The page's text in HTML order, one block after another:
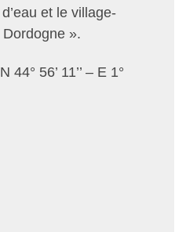
et le village-
».
56’ 11’’ – E 1°